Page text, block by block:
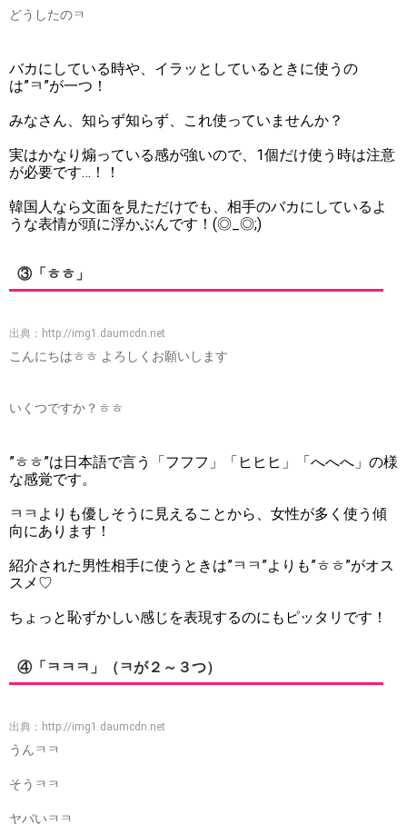
どうしたのㅋ
バカにしている時や、イラッとしているときに使うの
は”ㅋ”が一つ！
みなさん、知らず知らず、これ使っていませんか？
実はかなり煽っている感が強いので、1個だけ使う時は注意
が必要です…！！
韓国人なら文面を見ただけでも、相手のバカにしているよ
うな表情が頭に浮かぶんです！(◎_◎;)
③「ㅎㅎ」
出典： http://img1.daumcdn.net
こんにちはㅎㅎ よろしくお願いします
いくつですか？ㅎㅎ
”ㅎㅎ”は日本語で言う「フフフ」「ヒヒヒ」「へへへ」の様
な感覚です。
ㅋㅋよりも優しそうに見えることから、女性が多く使う傾
向にあります！
紹介された男性相手に使うときは”ㅋㅋ”よりも”ㅎㅎ”がオス
スメ♡
ちょっと恥ずかしい感じを表現するのにもピッタリです！
④「ㅋㅋㅋ」（ㅋが２～３つ）
出典： http://img1.daumcdn.net
うんㅋㅋ
そうㅋㅋ
ヤバいㅋㅋ